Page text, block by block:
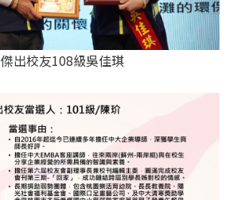
傑出校友108級吳佳琪